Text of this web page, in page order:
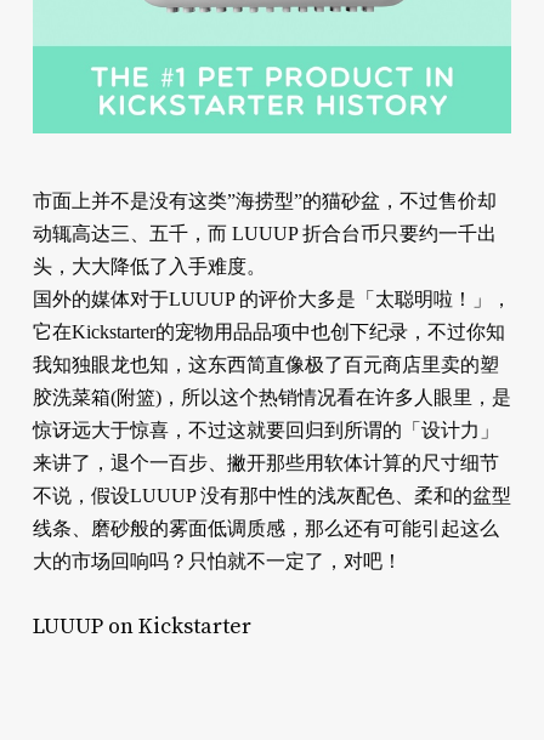
市面上并不是没有这类”海捞型”的猫砂盆，不过售价却
动辄高达三、五千，而 LUUUP 折合台币只要约一千出
头，大大降低了入手难度。
国外的媒体对于LUUUP 的评价大多是「太聪明啦！」，
它在Kickstarter的宠物用品品项中也创下纪录，不过你知
我知独眼龙也知，这东西简直像极了百元商店里卖的塑
胶洗菜箱(附篮)，所以这个热销情况看在许多人眼里，是
惊讶远大于惊喜，不过这就要回归到所谓的「设计力」
来讲了，退个一百步、撇开那些用软体计算的尺寸细节
不说，假设LUUUP 没有那中性的浅灰配色、柔和的盆型
线条、磨砂般的雾面低调质感，那么还有可能引起这么
大的市场回响吗？只怕就不一定了，对吧！
LUUUP on Kickstarter